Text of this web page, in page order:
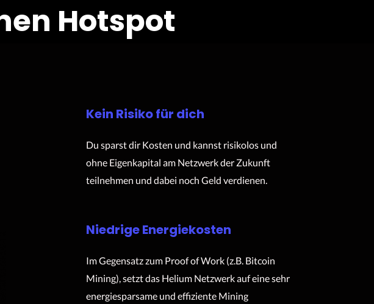
Hotspot
Kein Risiko für dich
Du sparst dir Kosten und kannst risikolos und
ohne Eigenkapital am Netzwerk der Zukunft
teilnehmen und dabei noch Geld verdienen.
Niedrige Energiekosten
Im Gegensatz zum Proof of Work (z.B. Bitcoin
Mining), setzt das Helium Netzwerk auf eine sehr
energiesparsame und effiziente Mining